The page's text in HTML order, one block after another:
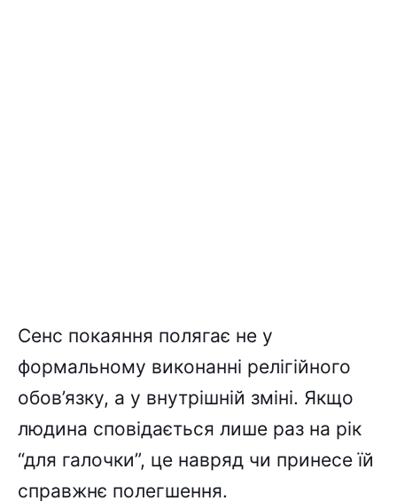
Сенс покаяння полягає не у
формальному виконанні релігійного
обов’язку, а у внутрішній зміні. Якщо
людина сповідається лише раз на рік
“для галочки”, це навряд чи принесе їй
справжнє полегшення.